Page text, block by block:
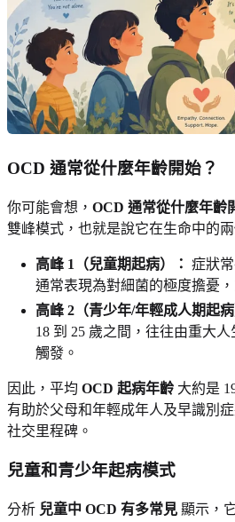
OCD 通常從什麼年齡開始？
你可能會想， OCD 通常從什麼年齡
雙峰模式，也就是說它在生命中的
高峰 1（兒童期起病）： 症狀
通常表現為對細菌的極度擔憂
高峰 2（青少年/年輕成人期起病
18 到 25 歲之間，往往由重大
觸發。
因此，平均 OCD 起病年齡 大約是
有助於父母和年輕成年人及早識別
社交里程碑。
兒童和青少年起病模式
分析 兒童中 OCD 有多常見 顯示，